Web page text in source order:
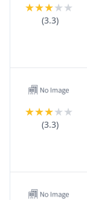
★★★★★
(3.3)
★★★★★
(3.3)